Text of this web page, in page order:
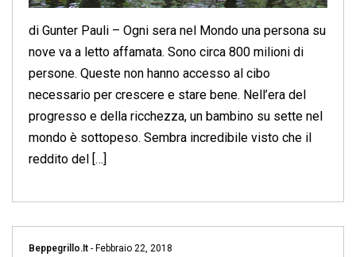
di Gunter Pauli – Ogni sera nel Mondo una persona su
nove va a letto affamata. Sono circa 800 milioni di
persone. Queste non hanno accesso al cibo
necessario per crescere e stare bene. Nell’era del
progresso e della ricchezza, un bambino su sette nel
mondo è sottopeso. Sembra incredibile visto che il
reddito del […]
Beppegrillo.it - Febbraio 22, 2018